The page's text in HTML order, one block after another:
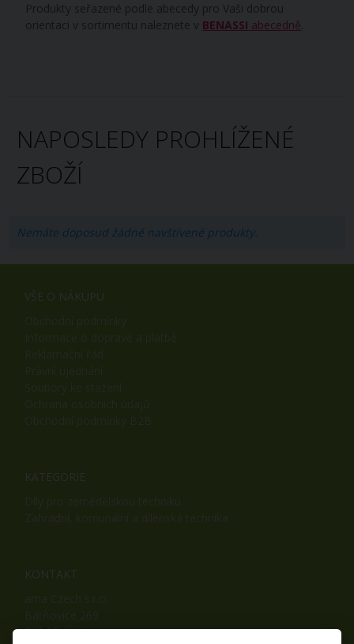
Produkty seřazené podle abecedy pro Vaši dobrou
orientaci v sortimentu naleznete v BENASSI abecedně
NAPOSLEDY PROHLÍŽENÉ
ZBOŽÍ
Nemáte doposud žádné navštívené produkty.
VŠE O NÁKUPU
KATEGORIE
KONTAKT
542 32, Úpice